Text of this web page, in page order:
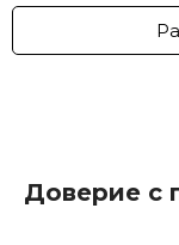
Доверие с